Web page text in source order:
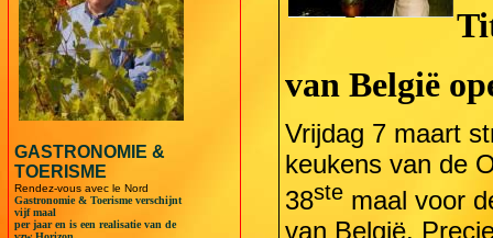
GASTRONOMIE &
TOERISME
Rendez-vous avec le Nord
Gastronomie & Toerisme verschijnt
vijf maal
per jaar en is een realisatie van de
van België
Vrijdag 7 maart
keukens van de
38stemaal voor
van België.